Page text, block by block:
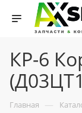
КР-6
Главная —